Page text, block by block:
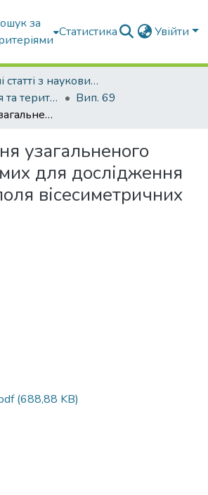
за
Статистика Увійти
Вибрані статті з наукових збірників КНУБА
Містобудування та територіальне планування
Вип. 69
Застосування узагальненого методу прямих для дослідження теплового поля вісесиметричних тіл
узагальненого
для дослідження
вісесиметричних
(688,88 KB)